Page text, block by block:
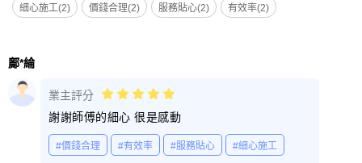
細心施工(2) 價錢合理(2) 服務貼心(2) 有效率(2)
鄺*綸
業主評分
謝謝師傅的細心 很是感動
#價錢合理 #有效率 #服務貼心 #細心施工